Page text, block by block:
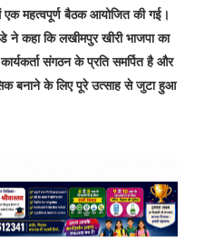
एक महत्वपूर्ण बैठक आयोजित की गई।
ने कहा कि लखीमपुर खीरी भाजपा का
संगठन के प्रति समर्पित है और
बनाने के लिए पूरे उत्साह से जुटा हुआ